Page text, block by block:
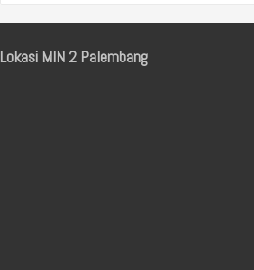
Lokasi MIN 2 Palembang